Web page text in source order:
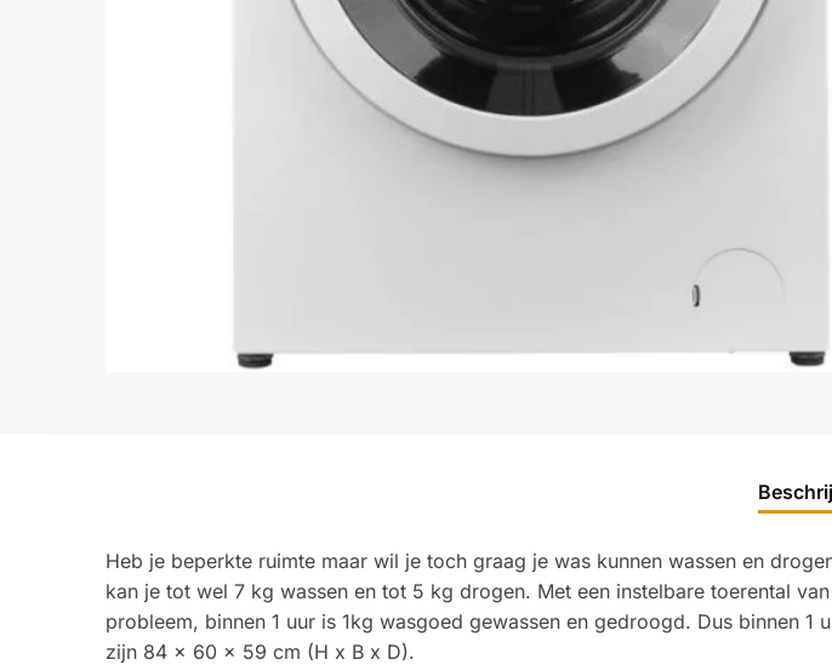
Heb je beperkte ruimte maar wil je toch graag je was kunnen wassen en
kan je tot wel 7 kg wassen en tot 5 kg drogen. Met een instelbare toerental
probleem, binnen 1 uur is 1kg wasgoed gewassen en gedroogd. Dus binnen
zijn 84 x 60 x 59 cm (H x B x D).